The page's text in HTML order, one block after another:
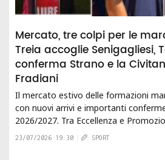
Mercato, tre colpi per le
Treia accoglie Senigagliesi,
conferma Strano e la
Fradiani
Il mercato estivo delle formazioni
con nuovi arrivi e importanti
2026/2027. Tra Eccellenza e
operazioni che hanno...
23/07/2026 19:30 SPORT